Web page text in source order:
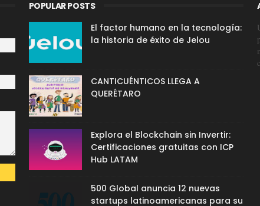
POPULAR POSTS
El factor humano en la tecnología:
la historia de éxito de Jelou
CANTICUÉNTICOS LLEGA A
QUERÉTARO
Explora el Blockchain sin Invertir:
Certificaciones gratuitas con ICP
Hub LATAM
500 Global anuncia 12 nuevas
startups latinoamericanas para su